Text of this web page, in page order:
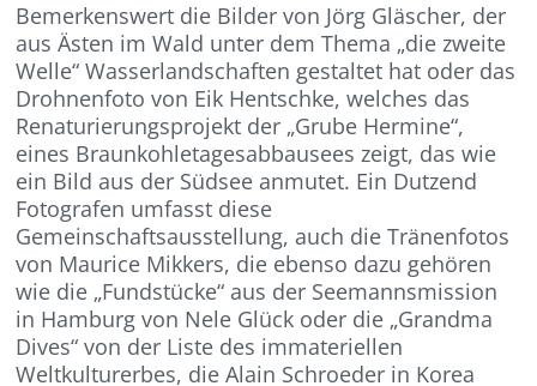
Bemerkenswert die Bilder von Jörg Gläscher, der
aus Ästen im Wald unter dem Thema „die zweite
Welle“ Wasserlandschaften gestaltet hat oder das
Drohnenfoto von Eik Hentschke, welches das
Renaturierungsprojekt der „Grube Hermine“,
eines Braunkohletagesabbausees zeigt, das wie
ein Bild aus der Südsee anmutet. Ein Dutzend
Fotografen umfasst diese
Gemeinschaftsausstellung, auch die Tränenfotos
von Maurice Mikkers, die ebenso dazu gehören
wie die „Fundstücke“ aus der Seemannsmission
in Hamburg von Nele Glück oder die „Grandma
Dives“ von der Liste des immateriellen
Weltkulturerbes, die Alain Schroeder in Korea